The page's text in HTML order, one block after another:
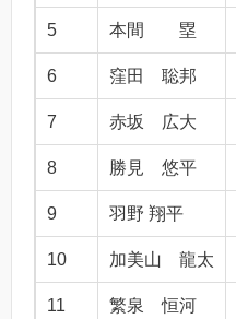
5 本間 塁
6 窪田 聡邦
7 赤坂 広大
8 勝見 悠平
9 羽野 翔平
10 加美山 龍太
11 繁泉 恒河